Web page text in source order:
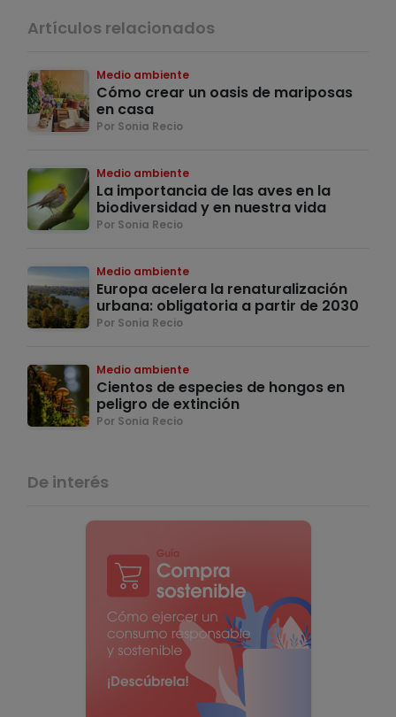
Artículos relacionados
Medio ambiente
Cómo crear un oasis de mariposas
en casa
Por Sonia Recio
Medio ambiente
La importancia de las aves en la
biodiversidad y en nuestra vida
Por Sonia Recio
Medio ambiente
Europa acelera la renaturalización
urbana: obligatoria a partir de 2030
Por Sonia Recio
Medio ambiente
Cientos de especies de hongos en
peligro de extinción
Por Sonia Recio
De interés